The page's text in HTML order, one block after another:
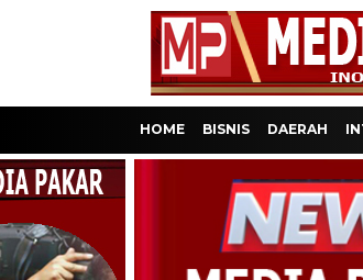
HOME BISNIS DAERAH